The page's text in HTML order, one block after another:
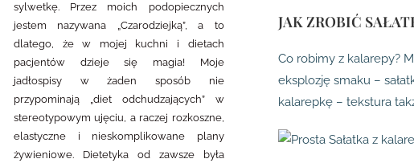
sylwetkę. Przez moich podopiecznych
jestem nazywana „Czarodziejką”, a to
dlatego, że w mojej kuchni i dietach
pacjentów dzieje się magia! Moje
jadłospisy w żaden sposób nie
przypominają „diet odchudzających” w
stereotypowym ujęciu, a raczej rozkoszne,
elastyczne i nieskomplikowane plany
żywieniowe. Dietetyka od zawsze była
JAK ZROBIĆ
Co robimy z kalarepy?
eksplozję smaku –
kalarepkę – tekstura